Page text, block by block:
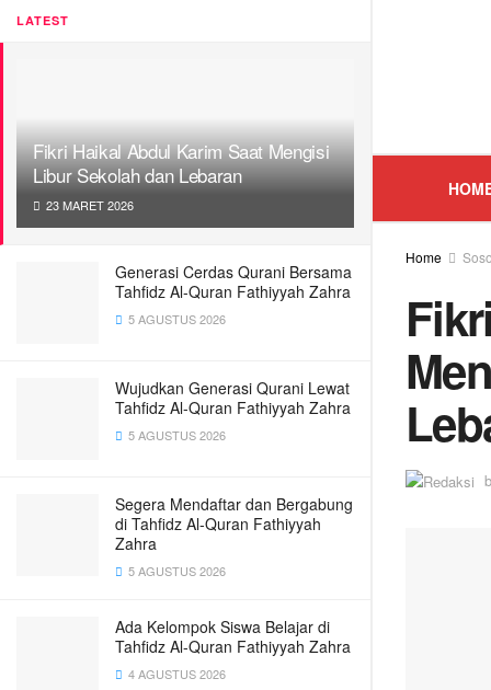
LATEST
Fikri Haikal Abdul Karim Saat Mengisi
Libur Sekolah dan Lebaran
23 MARET 2026
Generasi Cerdas Qurani Bersama
Tahfidz Al-Quran Fathiyyah Zahra
5 AGUSTUS 2026
Wujudkan Generasi Qurani Lewat
Tahfidz Al-Quran Fathiyyah Zahra
5 AGUSTUS 2026
Segera Mendaftar dan Bergabung
di Tahfidz Al-Quran Fathiyyah
Zahra
5 AGUSTUS 2026
Ada Kelompok Siswa Belajar di
Tahfidz Al-Quran Fathiyyah Zahra
4 AGUSTUS 2026
Home